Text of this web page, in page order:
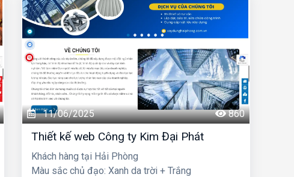
11/06/2025 860
Thiết kế web Công ty Kim Đại Phát
Khách hàng tại Hải Phòng
Màu sắc chủ đạo: Xanh da trời + Trắng